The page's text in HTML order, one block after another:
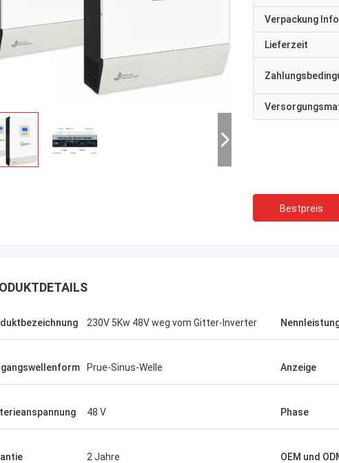
habe, sehr höflich und
Verpackung
Lieferzeit
Bestpreis
230V 5Kw 48V weg vom Gitter-Inverter
Prue-Sinus-Welle Anzeige
48 V Phase
2 Jahre OEM und